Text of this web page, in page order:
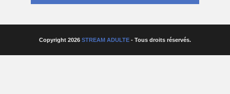
Copyright 2026 STREAM ADULTE - Tous droits réservés.